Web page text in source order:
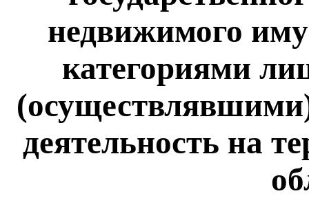
недвижимого
категориями
деятельность на